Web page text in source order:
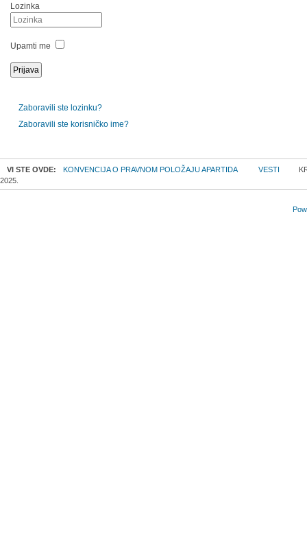
Lozinka
Upamti me
Zaboravili ste lozinku?
Zaboravili ste korisničko ime?
VI STE OVDE: KONVENCIJA O PRAVNOM POLOŽAJU APARTIDA VESTI
2025.